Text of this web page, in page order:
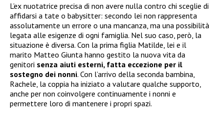
L’ex nuotatrice precisa di non avere nulla contro chi sceglie di
affidarsi a tate o babysitter: secondo lei non rappresenta
assolutamente un errore o una mancanza, ma una possibilità
legata alle esigenze di ogni famiglia. Nel suo caso, però, la
situazione è diversa. Con la prima figlia Matilde, lei e il
marito Matteo Giunta hanno gestito la nuova vita da
genitori senza aiuti esterni, fatta eccezione per il
sostegno dei nonni. Con l’arrivo della seconda bambina,
Rachele, la coppia ha iniziato a valutare qualche supporto,
anche per non coinvolgere continuamente i nonni e
permettere loro di mantenere i propri spazi.